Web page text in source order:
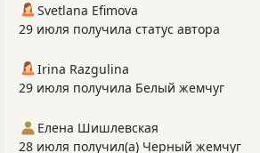
Svetlana Efimova
29 июля получила статус автора
Irina Razgulina
29 июля получила Белый жемчуг
Елена Шишлевская
28 июля получил(а) Черный жемчуг